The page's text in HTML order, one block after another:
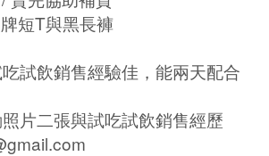
短T與黑長褲
試飲銷售經驗佳，能兩天配合
片二張與試吃試飲銷售經歷